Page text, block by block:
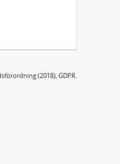
(2018), GDPR.